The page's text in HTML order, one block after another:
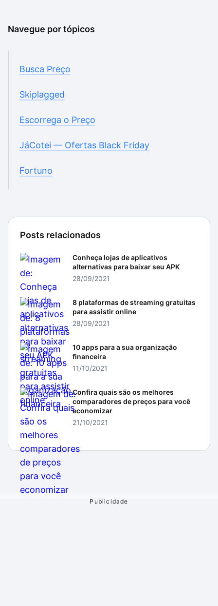
Navegue por tópicos
Busca Preço
Skiplagged
Escorrega o Preço
JáCotei — Ofertas Black Friday
Fortuno
Posts relacionados
Conheça lojas de aplicativos
alternativas para baixar seu APK
28/09/2021
8 plataformas de streaming gratuitas
para assistir online
28/09/2021
10 apps para a sua organização
financeira
11/10/2021
Confira quais são os melhores
comparadores de preços para você
economizar
21/10/2021